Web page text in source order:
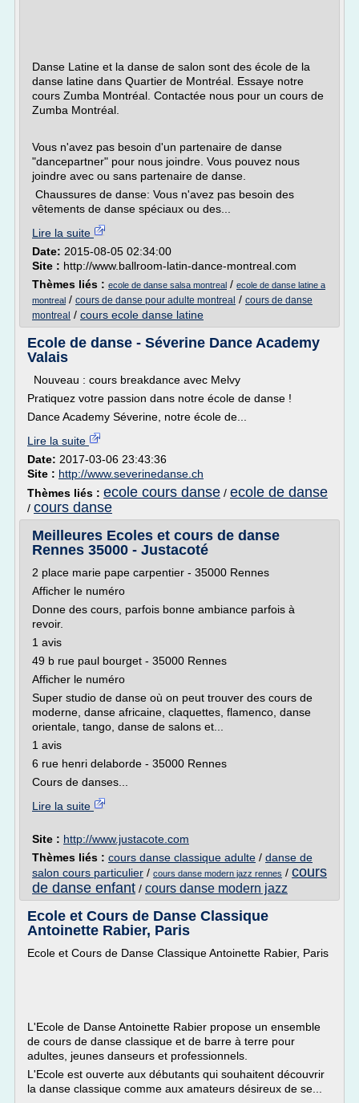
Danse Latine et la danse de salon sont des école de la
danse latine dans Quartier de Montréal. Essaye notre
cours Zumba Montréal. Contactée nous pour un cours de
Zumba Montréal.
Vous n'avez pas besoin d'un partenaire de danse
"dancepartner" pour nous joindre. Vous pouvez nous
joindre avec ou sans partenaire de danse.
Chaussures de danse: Vous n'avez pas besoin des
vêtements de danse spéciaux ou des...
Lire la suite
Date: 2015-08-05 02:34:00
Site : http://www.ballroom-latin-dance-montreal.com
Thèmes liés : ecole de danse salsa montreal / ecole de danse latine a
montreal / cours de danse pour adulte montreal / cours de danse
montreal / cours ecole danse latine
Ecole de danse - Séverine Dance Academy
Valais
Nouveau : cours breakdance avec Melvy
Pratiquez votre passion dans notre école de danse !
Dance Academy Séverine, notre école de...
Lire la suite
Date: 2017-03-06 23:43:36
Site : http://www.severinedanse.ch
Thèmes liés : ecole cours danse / ecole de danse
/ cours danse
Meilleures Ecoles et cours de danse
Rennes 35000 - Justacoté
2 place marie pape carpentier - 35000 Rennes
Afficher le numéro
Donne des cours, parfois bonne ambiance parfois à
revoir.
1 avis
49 b rue paul bourget - 35000 Rennes
Afficher le numéro
Super studio de danse où on peut trouver des cours de
moderne, danse africaine, claquettes, flamenco, danse
orientale, tango, danse de salons et...
1 avis
6 rue henri delaborde - 35000 Rennes
Cours de danses...
Lire la suite
Site : http://www.justacote.com
Thèmes liés : cours danse classique adulte / danse de
salon cours particulier / cours danse modern jazz rennes / cours
de danse enfant / cours danse modern jazz
Ecole et Cours de Danse Classique
Antoinette Rabier, Paris
Ecole et Cours de Danse Classique Antoinette Rabier, Paris
L'Ecole de Danse Antoinette Rabier propose un ensemble
de cours de danse classique et de barre à terre pour
adultes, jeunes danseurs et professionnels.
L'Ecole est ouverte aux débutants qui souhaitent découvrir
la danse classique comme aux amateurs désireux de se...